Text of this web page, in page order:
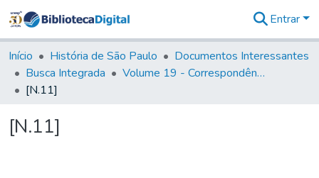
&
Coleções
Tudo na
Entrar
Início História de São Paulo
Documentos Interessantes
Busca Integrada
Volume 19 - Correspondência do Capital General D. Luiz Antonio de Souza (1767- 70)
[N.11]
[N.11]